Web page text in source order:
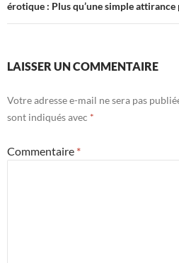
érotique : Plus qu’une simple attirance
LAISSER UN COMMENTAIRE
Votre adresse e-mail ne sera pas
sont indiqués avec *
Commentaire *